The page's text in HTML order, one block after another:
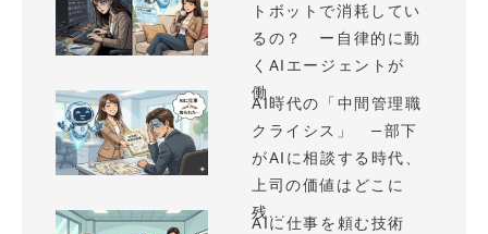
トボットで消耗してい
るの？ ー自律的に動
くAIエージェントが
働...
AI時代の「中間管理職
クライシス」 —部下
がAIに相談する時代、
上司の価値はどこに
残...
AIに仕事を頼む技術